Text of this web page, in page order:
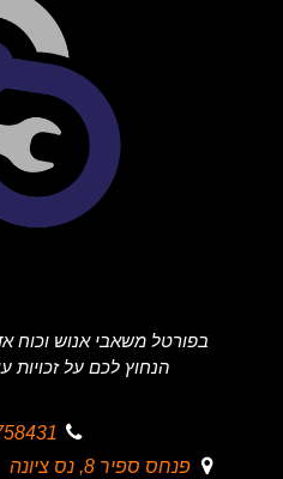
בפורטל משאבי אנוש וכוח
הנחוץ לכם על זכויות
- 08
פנחס ספיר 8, נס ציונה